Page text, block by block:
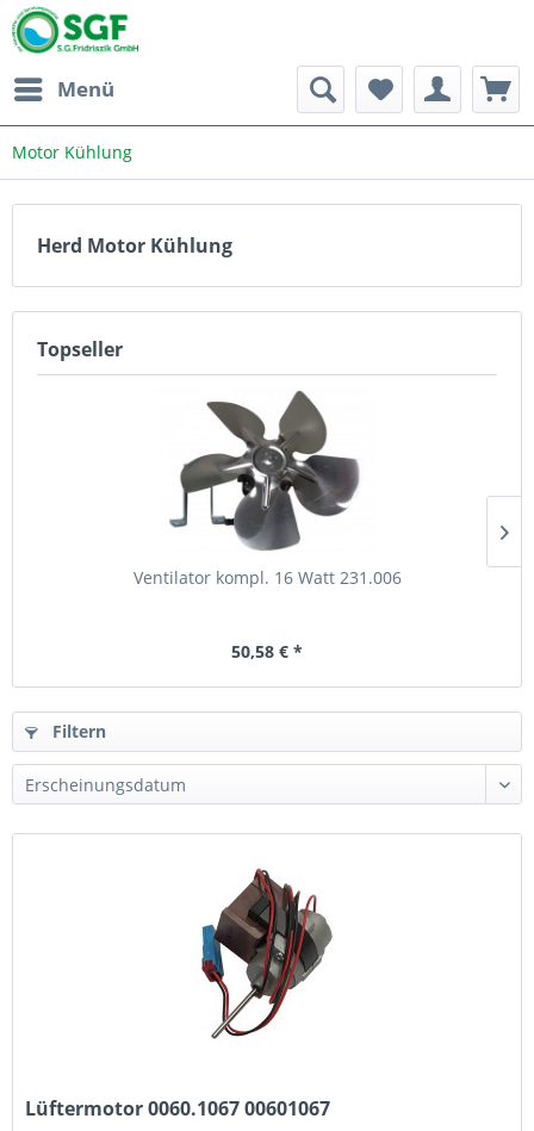
Menü
Motor Kühlung
Herd Motor Kühlung
Topseller
Ventilator kompl. 16 Watt 231.006
50,58 € *
Filtern
Lüftermotor 0060.1067 00601067